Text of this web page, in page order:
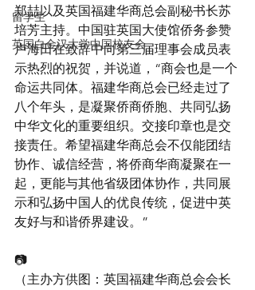
留学生
英国白金汉大学中国校友会
郑喆以及英国福建华商总会副秘书长苏
培芳主持。中国驻英国大使馆侨务参赞
卢海田在致辞中向第三届理事会成员表
示热烈的祝贺，并说道，“商会也是一个
命运共同体。福建华商总会已经走过了
八个年头，是凝聚侨商侨胞、共同弘扬
中华文化的重要组织。交接印章也是交
接责任。希望福建华商总会不仅能团结
协作、诚信经营，将侨商华商凝聚在一
起，更能与其他省级团体协作，共同展
示和弘扬中国人的优良传统，促进中英
友好与和谐侨界建设。”
📷
（主办方供图：英国福建华商总会会长